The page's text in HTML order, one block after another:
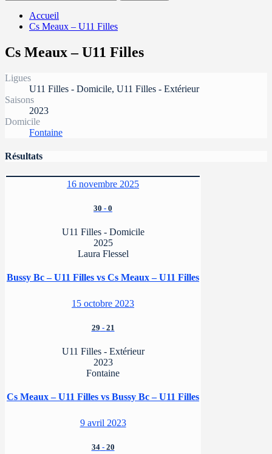
Accueil
Cs Meaux – U11 Filles
Cs Meaux – U11 Filles
Ligues
U11 Filles - Domicile, U11 Filles - Extérieur
Saisons
2023
Domicile
Fontaine
Résultats
16 novembre 2025
30 - 0
U11 Filles - Domicile
2025
Laura Flessel
Bussy Bc – U11 Filles vs Cs Meaux – U11 Filles
15 octobre 2023
29 - 21
U11 Filles - Extérieur
2023
Fontaine
Cs Meaux – U11 Filles vs Bussy Bc – U11 Filles
9 avril 2023
34- 20